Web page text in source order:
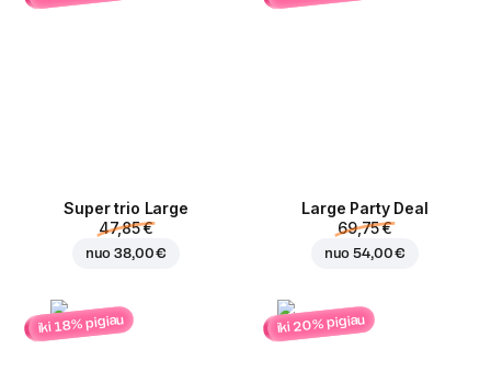
Super trio Large
47,85 €
nuo38,00 €
Large Party Deal
69,75 €
nuo54,00 €
iki 18% pigiau iki 20% pigiau